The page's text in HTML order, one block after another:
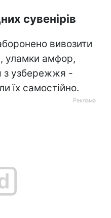
сувенірів
вивозити
уламки амфор,
з узбережжя -
їх самостійно.